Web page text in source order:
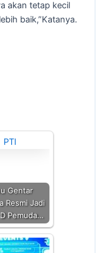
akan tetap kecil
baik,”Katanya.
Gentar
Resmi Jadi
Pemuda…